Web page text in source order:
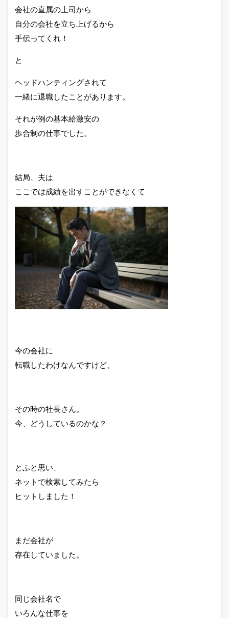
会社の直属の上司から
自分の会社を立ち上げるから
手伝ってくれ！
と
ヘッドハンティングされて
一緒に退職したことがあります。
それが例の基本給激安の
歩合制の仕事でした。
結局、夫は
ここでは成績を出すことができなくて
今の会社に
転職したわけなんですけど、
その時の社長さん。
今、どうしているのかな？
とふと思い、
ネットで検索してみたら
ヒットしました！
まだ会社が
存在していました。
同じ会社名で
いろんな仕事を